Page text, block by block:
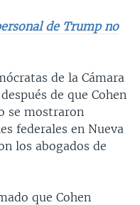
de Trump no
de la Cámara
de que Cohen
se mostraron
federales en Nueva
los abogados de
que Cohen